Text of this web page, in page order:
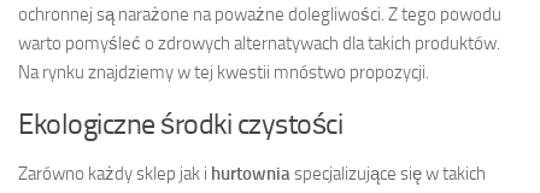
ochronnej są narażone na poważne dolegliwości. Z tego powodu
warto pomyśleć o zdrowych alternatywach dla takich produktów.
Na rynku znajdziemy w tej kwestii mnóstwo propozycji.
Ekologiczne środki czystości
Zarówno każdy sklep jak i hurtowniaspecjalizujące się w takich